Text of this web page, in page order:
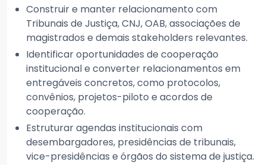
Construir e manter relacionamento com
Tribunais de Justiça, CNJ, OAB, associações de
magistrados e demais stakeholders relevantes.
Identificar oportunidades de cooperação
institucional e converter relacionamentos em
entregáveis concretos, como protocolos,
convênios, projetos-piloto e acordos de
cooperação.
Estruturar agendas institucionais com
desembargadores, presidências de tribunais,
vice-presidências e órgãos do sistema de justiça.